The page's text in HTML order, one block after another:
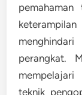
pemahaman
perangkat.
teknik